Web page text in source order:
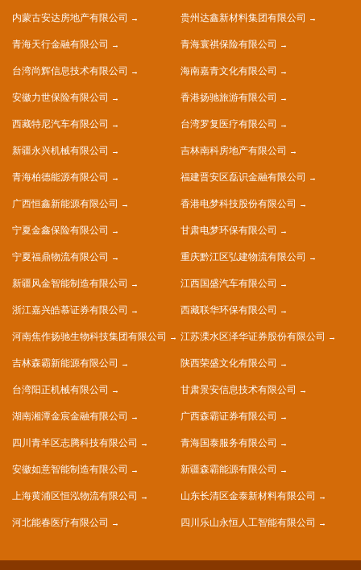
内蒙古安达房地产有限公司 贵州达鑫新材料集团有限公司
青海天行金融有限公司 青海寰祺保险有限公司
台湾尚辉信息技术有限公司 海南嘉青文化有限公司
安徽力世保险有限公司 香港扬驰旅游有限公司
西藏特尼汽车有限公司 台湾罗复医疗有限公司
新疆永兴机械有限公司 吉林南科房地产有限公司
青海柏德能源有限公司 福建晋安区磊识金融有限公司
广西恒鑫新能源有限公司 香港电梦科技股份有限公司
宁夏金鑫保险有限公司 甘肃电梦环保有限公司
宁夏福鼎物流有限公司 重庆黔江区弘建物流有限公司
新疆风金智能制造有限公司 江西国盛汽车有限公司
浙江嘉兴皓慕证券有限公司 西藏联华环保有限公司
河南焦作扬驰生物科技集团有限公司 江苏溧水区泽华证券股份有限公司
吉林森霸新能源有限公司 陕西荣盛文化有限公司
台湾阳正机械有限公司 甘肃景安信息技术有限公司
湖南湘潭金宸金融有限公司 广西森霸证券有限公司
四川青羊区志腾科技有限公司 青海国泰服务有限公司
安徽如意智能制造有限公司 新疆森霸能源有限公司
上海黄浦区恒泓物流有限公司 山东长清区金泰新材料有限公司
河北能春医疗有限公司 四川乐山永恒人工智能有限公司